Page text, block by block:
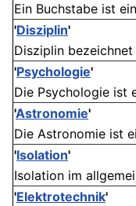
Ein Buchstabe ist
'Disziplin'
Disziplin
'Psychologie'
Die Psychologie ist
'Astronomie'
Die Astronomie ist
'Isolation'
Isolation im
'Elektrotechnik'